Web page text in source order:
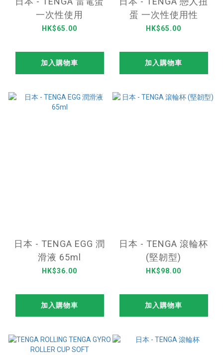
一次性使用
HK$65.00
加入購物車
蛋 一次性使用性
HK$65.00
加入購物車
日本 - TENGA EGG 潤
滑液 65ml
HK$36.00
加入購物車
日本 - TENGA 滾輪杯
(堅韌型)
HK$98.00
加入購物車